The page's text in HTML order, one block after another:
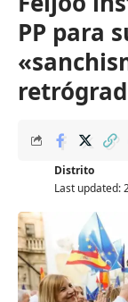
PP para
Last updated:
Distrito